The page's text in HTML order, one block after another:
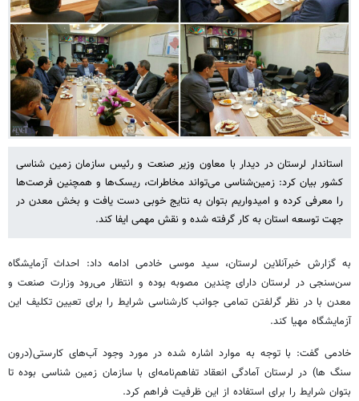
استاندار لرستان در دیدار با معاون وزیر صنعت و رئیس سازمان زمین شناسی
کشور بیان کرد: زمین‌شناسی می‌تواند مخاطرات، ریسک‌ها و همچنین فرصت‌ها
را معرفی کرده و امیدواریم بتوان به نتایج خوبی دست یافت و بخش معدن در
جهت توسعه استان به کار گرفته شده و نقش مهمی ایفا کند.
به گزارش خبرآنلاین لرستان، سید موسی خادمی ادامه داد: احداث آزمایشگاه
سن‌سنجی در لرستان دارای چندین مصوبه بوده و انتظار می‌رود وزارت صنعت و
معدن با در نظر گرلفتن تمامی جوانب کارشناسی شرایط را برای تعیین تکلیف این
آزمایشگاه مهیا کند.
خادمی گفت: با توجه به موارد اشاره شده در مورد وجود آب‌های کارستی(درون
سنگ ها) در لرستان آمادگی انعقاد تفاهم‌نامه‌ای با سازمان زمین شناسی بوده تا
بتوان شرایط را برای استفاده از این ظرفیت فراهم کرد.